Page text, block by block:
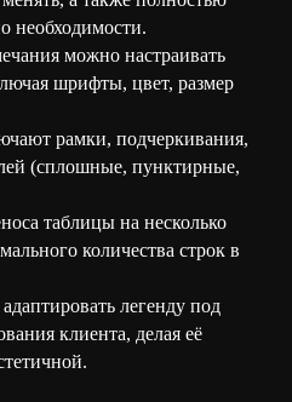
необходимости.
можно настраивать
шрифты, цвет, размер
рамки, подчеркивания,
(сплошные, пунктирные,
таблицы на несколько
количества строк в
легенду под
клиента, делая её